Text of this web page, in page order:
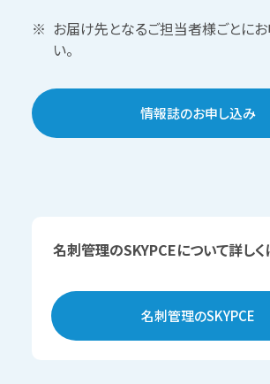
お届け先となるご担当者様ごとに
い。
情報誌のお申し込み
名刺管理のSKYPCEについて詳しく
名刺管理のSKYPCE